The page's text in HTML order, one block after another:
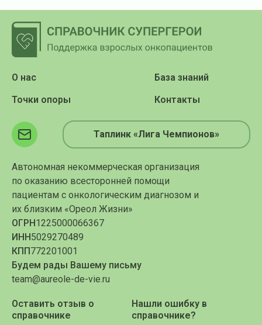
Оставить отзыв о
справочнике
Нашли ошибку в
справочнике?
Автономная некоммерческая организация
по оказанию всесторонней помощи
пациентам с онкологическим диагнозом и
их близким «Ореол Жизни»
ОГРН1225000066367
ИНН5029270489
КПП772201001
Будем рады Вашему письму
team@aureole-de-vie.ru
О нас
База знаний
Точки опоры
Контакты
Таплинк «Лига Чемпионов»